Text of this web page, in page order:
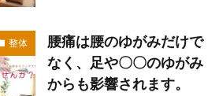
整体
腰痛は腰のゆがみだけで
なく、足や〇〇のゆがみ
からも影響されます。